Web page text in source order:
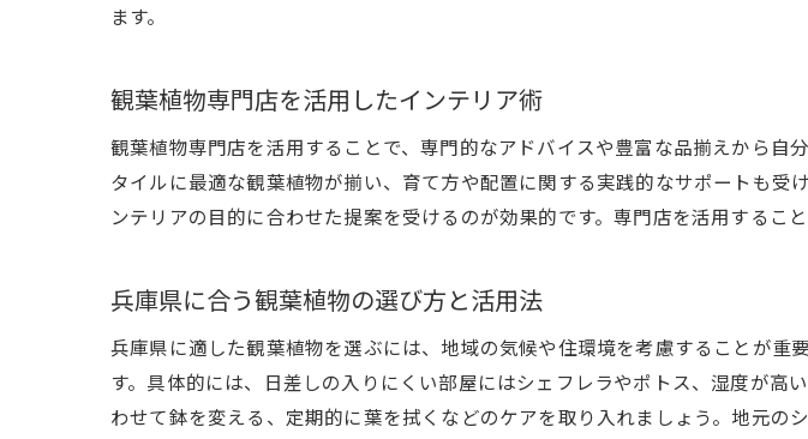
ます。
観葉植物専門店を活用したインテリア術
観葉植物専門店を活用することで、専門的なアドバイスや豊富な品揃えから
タイルに最適な観葉植物が揃い、育て方や配置に関する実践的なサポートも
ンテリアの目的に合わせた提案を受けるのが効果的です。専門店を活用するこ
兵庫県に合う観葉植物の選び方と活用法
兵庫県に適した観葉植物を選ぶには、地域の気候や住環境を考慮することが
す。具体的には、日差しの入りにくい部屋にはシェフレラやポトス、湿度が
わせて鉢を変える、定期的に葉を拭くなどのケアを取り入れましょう。地元の